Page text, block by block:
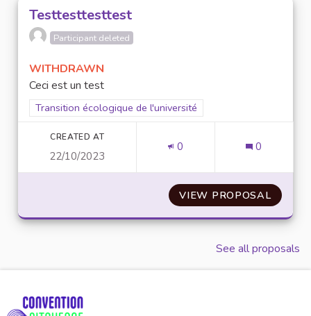
Testtesttesttest
Participant deleted
WITHDRAWN
Ceci est un test
Filter results for scope: Transition écologique de l'université
Transition écologique de l'université
CREATED AT
22/10/2023
0 0
VIEW PROPOSAL
See all proposals